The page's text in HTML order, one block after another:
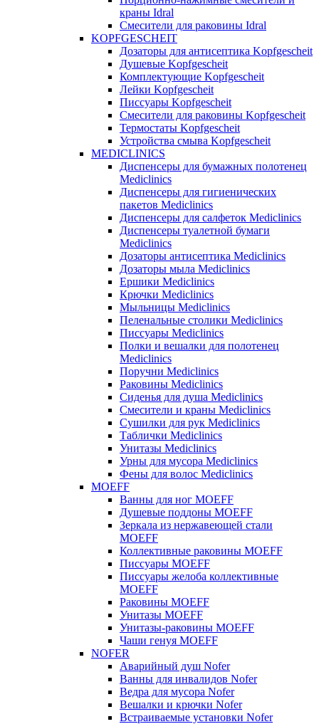
краны Idral
Смеcители для раковины Idral
KOPFGESCHEIT
Дозаторы для антисептика Kopfgescheit
Душевые Kopfgescheit
Комплектующие Kopfgescheit
Лейки Kopfgescheit
Писсуары Kopfgescheit
Смесители для раковины Kopfgescheit
Термостаты Kopfgescheit
Устройства смыва Kopfgescheit
MEDICLINICS
Диспенсеры для бумажных полотенец
Mediclinics
Диспенсеры для гигиенических
пакетов Mediclinics
Диспенсеры для салфеток Mediclinics
Диспенсеры туалетной бумаги
Mediclinics
Дозаторы антисептика Mediclinics
Дозаторы мыла Mediclinics
Ершики Mediclinics
Крючки Mediclinics
Мыльницы Mediclinics
Пеленальные столики Mediclinics
Писсуары Mediclinics
Полки и вешалки для полотенец
Mediclinics
Поручни Mediclinics
Раковины Mediclinics
Сиденья для душа Mediclinics
Смесители и краны Mediclinics
Сушилки для рук Mediclinics
Таблички Mediclinics
Унитазы Mediclinics
Урны для мусора Mediclinics
Фены для волос Mediclinics
MOEFF
Ванны для ног MOEFF
Душевые поддоны MOEFF
Зеркала из нержавеющей стали
MOEFF
Коллективные раковины MOEFF
Писсуары MOEFF
Писсуары желоба коллективные
MOEFF
Раковины MOEFF
Унитазы MOEFF
Унитазы-раковины MOEFF
Чаши генуя MOEFF
NOFER
Аварийный душ Nofer
Ванны для инвалидов Nofer
Ведра для мусора Nofer
Вешалки и крючки Nofer
Встраиваемые установки Nofer